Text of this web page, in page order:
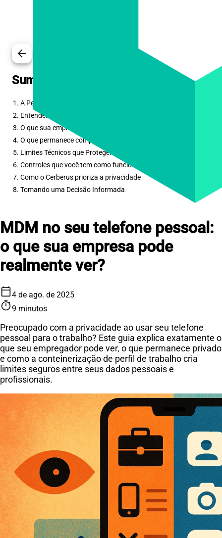
arrow_back
Sumário
1. A Pergunta sobre Privacidade que Todos Fazem
2. Entendendo a Conteinerização de Perfil de Trabalho
3. O que sua empresa pode ver
4. O que permanece completamente privado
5. Limites Técnicos que Protegem Você
6. Controles que você tem como funcionário
7. Como o Cerberus prioriza a privacidade
8. Tomando uma Decisão Informada
MDM no seu telefone pessoal:
o que sua empresa pode
realmente ver?
calendar_today4 de ago. de 2025
timer9 minutos
Preocupado com a privacidade ao usar seu telefone
pessoal para o trabalho? Este guia explica exatamente o
que seu empregador pode ver, o que permanece privado
e como a conteinerização de perfil de trabalho cria
limites seguros entre seus dados pessoais e
profissionais.